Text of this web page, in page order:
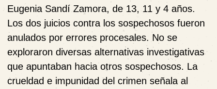
Eugenia Sandí Zamora, de 13, 11 y 4 años.
Los dos juicios contra los sospechosos fueron
anulados por errores procesales. No se
exploraron diversas alternativas investigativas
que apuntaban hacia otros sospechosos. La
crueldad e impunidad del crimen señala al